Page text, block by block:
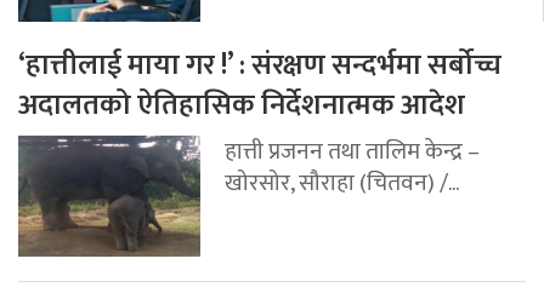
‘हात्तीलाई माया गर !’ : संरक्षण सन्दर्भमा सर्बोच्च
अदालतको ऐतिहासिक निर्देशनात्मक आदेश
हात्ती प्रजनन तथा तालिम केन्द्र –
खोरसोर, सौराहा (चितवन) /...